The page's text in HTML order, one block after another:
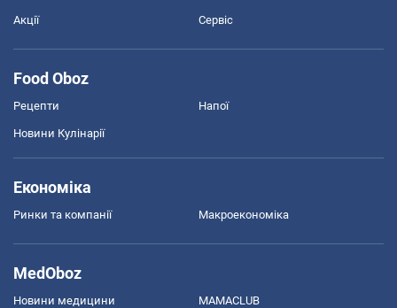
Акції Сервіс
Food Oboz
Рецепти Напої
Новини Кулінарії
Економіка
Ринки та компанії Макроекономіка
MedOboz
Новини медицини MAMACLUB